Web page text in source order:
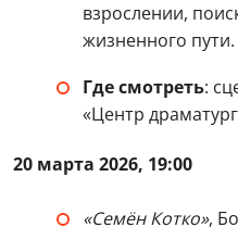
взрослении,
жизненного пути.
Где смотреть:
«Центр
20 марта 2026, 19:00
«Семён Котко»,